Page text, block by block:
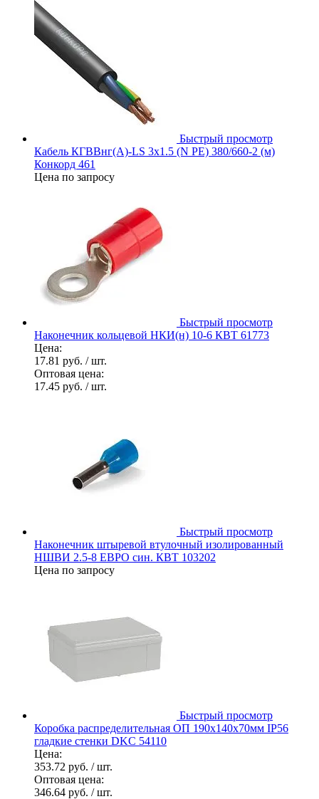
Быстрый просмотр
Кабель КГВВнг(А)-LS 3х1.5 (N PE) 380/660-2 (м)
Конкорд 461
Цена по запросу
Быстрый просмотр
Наконечник кольцевой НКИ(н) 10-6 КВТ 61773
Цена:
17.81 руб. / шт.
Оптовая цена:
17.45 руб. / шт.
Быстрый просмотр
Наконечник штыревой втулочный изолированный
НШВИ 2.5-8 ЕВРО син. КВТ 103202
Цена по запросу
Быстрый просмотр
Коробка распределительная ОП 190х140х70мм IP56
гладкие стенки DKC 54110
Цена:
353.72 руб. / шт.
Оптовая цена:
346.64 руб. / шт.